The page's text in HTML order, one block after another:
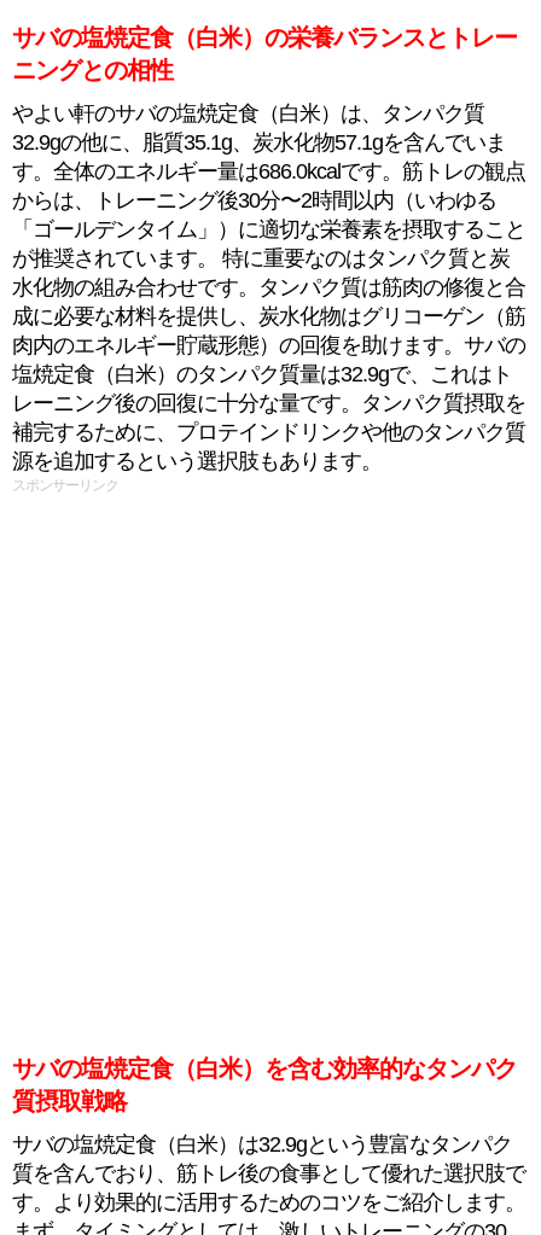
サバの塩焼定食（白米）の栄養バランスとトレー
ニングとの相性
やよい軒のサバの塩焼定食（白米）は、タンパク質
32.9gの他に、脂質35.1g、炭水化物57.1gを含んでいま
す。全体のエネルギー量は686.0kcalです。筋トレの観点
からは、トレーニング後30分〜2時間以内（いわゆる
「ゴールデンタイム」）に適切な栄養素を摂取すること
が推奨されています。 特に重要なのはタンパク質と炭
水化物の組み合わせです。タンパク質は筋肉の修復と合
成に必要な材料を提供し、炭水化物はグリコーゲン（筋
肉内のエネルギー貯蔵形態）の回復を助けます。サバの
塩焼定食（白米）のタンパク質量は32.9gで、これはト
レーニング後の回復に十分な量です。タンパク質摂取を
補完するために、プロテインドリンクや他のタンパク質
源を追加するという選択肢もあります。
スポンサーリンク
サバの塩焼定食（白米）を含む効率的なタンパク
質摂取戦略
サバの塩焼定食（白米）は32.9gという豊富なタンパク
質を含んでおり、筋トレ後の食事として優れた選択肢で
す。より効果的に活用するためのコツをご紹介します。